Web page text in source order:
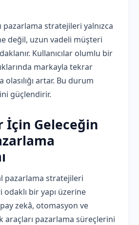
pazarlama stratejileri yalnızca
değil, uzun vadeli müşteri
Kullanıcılar olumlu bir
markayla tekrar
artar. Bu durum
güçlendirir.
İçin Geleceğin
pazarlama stratejileri
bir yapı üzerine
zekâ, otomasyon ve
araçları pazarlama süreçlerini